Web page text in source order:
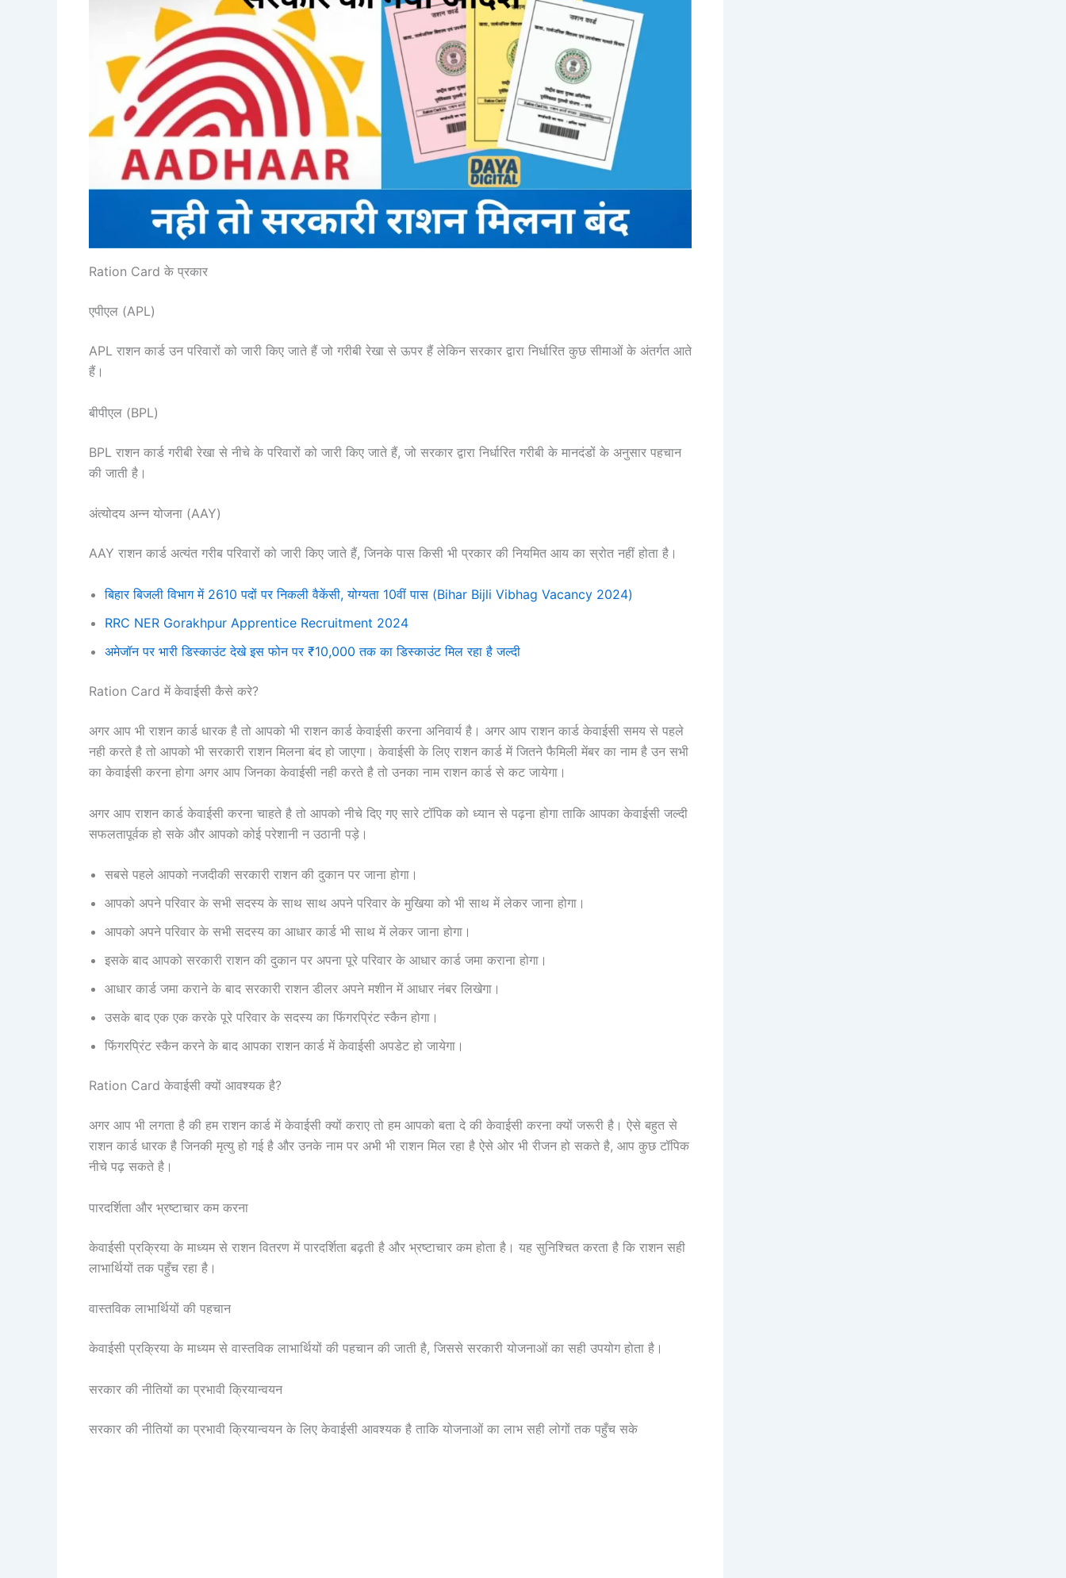
Ration Card के प्रकार
एपीएल (APL)
APL राशन कार्ड उन परिवारों को जारी किए जाते हैं जो गरीबी रेखा से ऊपर हैं लेकिन सरकार द्वारा निर्धारित कुछ सीमाओं के अंतर्गत आते
हैं।
बीपीएल (BPL)
BPL राशन कार्ड गरीबी रेखा से नीचे के परिवारों को जारी किए जाते हैं, जो सरकार द्वारा निर्धारित गरीबी के मानदंडों के अनुसार पहचान
की जाती है।
अंत्योदय अन्न योजना (AAY)
AAY राशन कार्ड अत्यंत गरीब परिवारों को जारी किए जाते हैं, जिनके पास किसी भी प्रकार की नियमित आय का स्रोत नहीं होता है।
बिहार बिजली विभाग में 2610 पदों पर निकली वैकेंसी, योग्यता 10वीं पास (Bihar Bijli Vibhag Vacancy 2024)
RRC NER Gorakhpur Apprentice Recruitment 2024
अमेजॉन पर भारी डिस्काउंट देखे इस फोन पर ₹10,000 तक का डिस्काउंट मिल रहा है जल्दी
Ration Card में केवाईसी कैसे करे?
अगर आप भी राशन कार्ड धारक है तो आपको भी राशन कार्ड केवाईसी करना अनिवार्य है। अगर आप राशन कार्ड केवाईसी समय से पहले
नही करते है तो आपको भी सरकारी राशन मिलना बंद हो जाएगा। केवाईसी के लिए राशन कार्ड में जितने फैमिली मेंबर का नाम है उन सभी
का केवाईसी करना होगा अगर आप जिनका केवाईसी नही करते है तो उनका नाम राशन कार्ड से कट जायेगा।
अगर आप राशन कार्ड केवाईसी करना चाहते है तो आपको नीचे दिए गए सारे टॉपिक को ध्यान से पढ़ना होगा ताकि आपका केवाईसी जल्दी
सफलतापूर्वक हो सके और आपको कोई परेशानी न उठानी पड़े।
सबसे पहले आपको नजदीकी सरकारी राशन की दुकान पर जाना होगा।
आपको अपने परिवार के सभी सदस्य के साथ साथ अपने परिवार के मुखिया को भी साथ में लेकर जाना होगा।
आपको अपने परिवार के सभी सदस्य का आधार कार्ड भी साथ में लेकर जाना होगा।
इसके बाद आपको सरकारी राशन की दुकान पर अपना पूरे परिवार के आधार कार्ड जमा कराना होगा।
आधार कार्ड जमा कराने के बाद सरकारी राशन डीलर अपने मशीन में आधार नंबर लिखेगा।
उसके बाद एक एक करके पूरे परिवार के सदस्य का फिंगरप्रिंट स्कैन होगा।
फिंगरप्रिंट स्कैन करने के बाद आपका राशन कार्ड में केवाईसी अपडेट हो जायेगा।
Ration Card केवाईसी क्यों आवश्यक है?
अगर आप भी लगता है की हम राशन कार्ड में केवाईसी क्यों कराए तो हम आपको बता दे की केवाईसी करना क्यों जरूरी है। ऐसे बहुत से
राशन कार्ड धारक है जिनकी मृत्यु हो गई है और उनके नाम पर अभी भी राशन मिल रहा है ऐसे ओर भी रीजन हो सकते है, आप कुछ टॉपिक
नीचे पढ़ सकते है।
पारदर्शिता और भ्रष्टाचार कम करना
केवाईसी प्रक्रिया के माध्यम से राशन वितरण में पारदर्शिता बढ़ती है और भ्रष्टाचार कम होता है। यह सुनिश्चित करता है कि राशन सही
लाभार्थियों तक पहुँच रहा है।
वास्तविक लाभार्थियों की पहचान
केवाईसी प्रक्रिया के माध्यम से वास्तविक लाभार्थियों की पहचान की जाती है, जिससे सरकारी योजनाओं का सही उपयोग होता है।
सरकार की नीतियों का प्रभावी क्रियान्वयन
सरकार की नीतियों का प्रभावी क्रियान्वयन के लिए केवाईसी आवश्यक है ताकि योजनाओं का लाभ सही लोगों तक पहुँच सके